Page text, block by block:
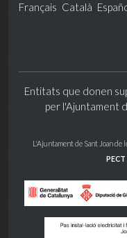
Français Català
Entitats que donen
per l'Ajuntament
L'Ajuntament de Sant Joan de